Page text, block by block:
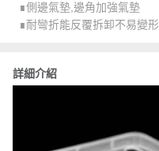
∎側邊氣墊,邊角加強氣墊
∎耐彎折能反覆拆卸不易變形
詳細介紹